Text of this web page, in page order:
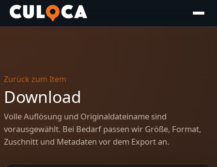
Zurück zum Item
Download
Volle Auflösung und Originaldateiname sind
vorausgewählt. Bei Bedarf passen wir Größe, Format,
Zuschnitt und Metadaten vor dem Export an.